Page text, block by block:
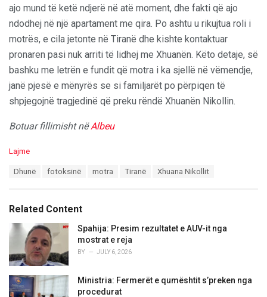
ajo mund të ketë ndjerë në atë moment, dhe fakti që ajo
ndodhej në një apartament me qira. Po ashtu u rikujtua roli i
motrës, e cila jetonte në Tiranë dhe kishte kontaktuar
pronaren pasi nuk arriti të lidhej me Xhuanën. Këto detaje, së
bashku me letrën e fundit që motra i ka sjellë në vëmendje,
janë pjesë e mënyrës se si familjarët po përpiqen të
shpjegojnë tragjedinë që preku rëndë Xhuanën Nikollin.
Botuar fillimisht nëAlbeu
C
o
r
e
:
Lajme
:
Dhunë fotoksinë motra Tiranë Xhuana Nikollit
Related Content
Spahija: Presim rezultatet e AUV-it nga
mostrat e reja
BY JULY 6, 2026
Ministria: Fermerët e qumështit s’preken nga
procedurat